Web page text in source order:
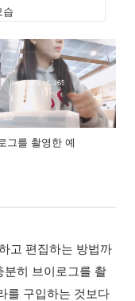
습
그를 촬영한 예
고 편집하는 방법까
분히 브이로그를 촬
를 구입하는 것보다